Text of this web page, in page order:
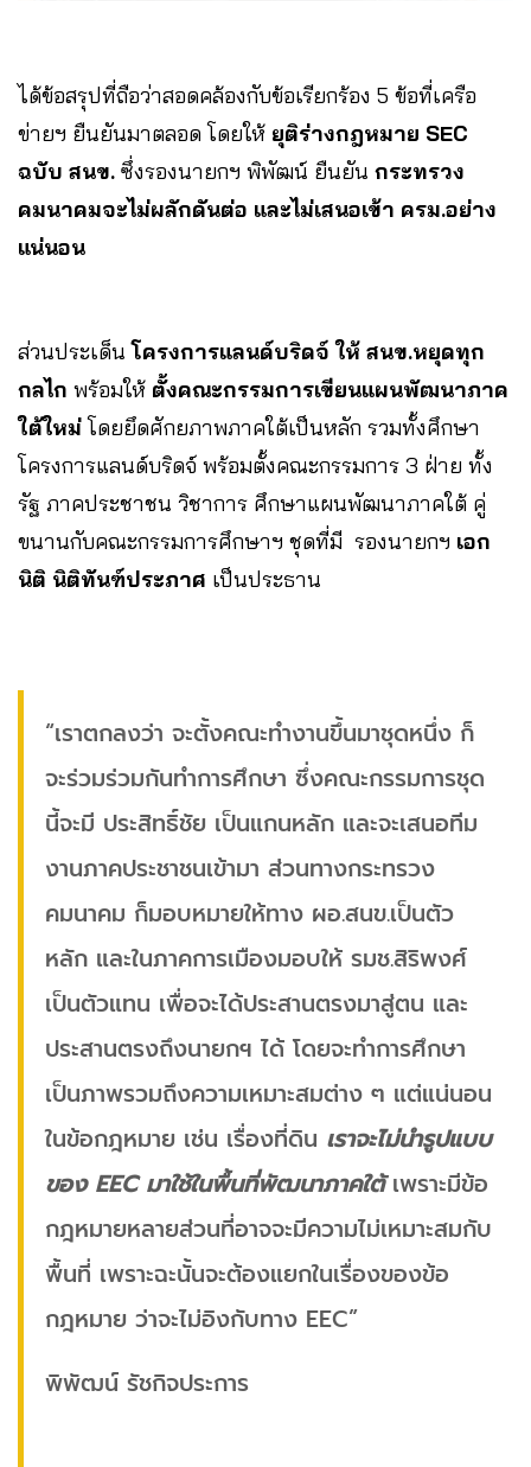
ได้ข้อสรุปที่ถือว่าสอดคล้องกับข้อเรียกร้อง 5 ข้อที่เครือ
ข่ายฯ ยืนยันมาตลอด โดยให้ ยุติร่างกฎหมาย SEC
ฉบับ สนข. ซึ่งรองนายกฯ พิพัฒน์ ยืนยัน กระทรวง
คมนาคมจะไม่ผลักดันต่อ และไม่เสนอเข้า ครม.อย่าง
แน่นอน
ส่วนประเด็น โครงการแลนด์บริดจ์ ให้ สนข.หยุดทุก
กลไก พร้อมให้ ตั้งคณะกรรมการเขียนแผนพัฒนาภาค
ใต้ใหม่โดยยึดศักยภาพภาคใต้เป็นหลัก รวมทั้งศึกษา
โครงการแลนด์บริดจ์ พร้อมตั้งคณะกรรมการ 3 ฝ่าย ทั้ง
รัฐ ภาคประชาชน วิชาการ ศึกษาแผนพัฒนาภาคใต้ คู่
ขนานกับคณะกรรมการศึกษาฯ ชุดที่มี รองนายกฯ เอก
นิติ นิติทันฑ์ประภาศ เป็นประธาน
“เราตกลงว่า จะตั้งคณะทำงานขึ้นมาชุดหนึ่ง ก็
จะร่วมร่วมกันทำการศึกษา ซึ่งคณะกรรมการชุด
นี้จะมี ประสิทธิ์ชัย เป็นแกนหลัก และจะเสนอทีม
งานภาคประชาชนเข้ามา ส่วนทางกระทรวง
คมนาคม ก็มอบหมายให้ทาง ผอ.สนข.เป็นตัว
หลัก และในภาคการเมืองมอบให้ รมช.สิริพงศ์
เป็นตัวแทน เพื่อจะได้ประสานตรงมาสู่ตน และ
ประสานตรงถึงนายกฯ ได้ โดยจะทำการศึกษา
เป็นภาพรวมถึงความเหมาะสมต่าง ๆ แต่แน่นอน
ในข้อกฎหมาย เช่น เรื่องที่ดิน เราจะไม่นำรูปแบบ
ของ EEC มาใช้ในพื้นที่พัฒนาภาคใต้เพราะมีข้อ
กฎหมายหลายส่วนที่อาจจะมีความไม่เหมาะสมกับ
พื้นที่ เพราะฉะนั้นจะต้องแยกในเรื่องของข้อ
กฎหมาย ว่าจะไม่อิงกับทาง EEC”
พิพัฒน์ รัชกิจประการ